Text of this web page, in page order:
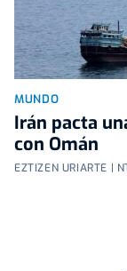
MUNDO
Irán pacta
con Omán
EZTIZEN URIARTE |